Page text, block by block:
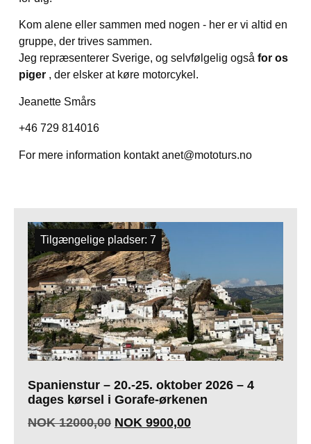
Kom alene eller sammen med nogen - her er vi altid en
gruppe, der trives sammen.
Jeg repræsenterer Sverige, og selvfølgelig også for os
piger, der elsker at køre motorcykel.
Jeanette Smårs
+46 729 814016
For mere information kontakt anet@mototurs.no
Alle ture
Spanienstur – 20.-25. oktober 2026 – 4
dages kørsel i Gorafe-ørkenen
NOK12000,00 NOK 9900,00
Tilgængelige pladser: 7